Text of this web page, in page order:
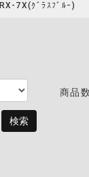
RX-7X(ｸﾞﾗｽﾌﾞﾙｰ)
商品